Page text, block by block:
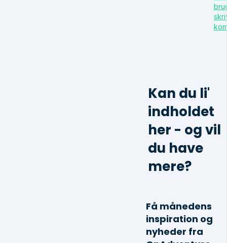
Kan du li'
indholdet
her - og vil
du have
mere?
Få månedens
inspiration og
nyheder fra